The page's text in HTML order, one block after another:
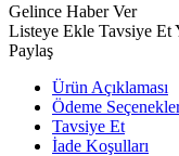
Gelince Haber Ver
Listeye Ekle Tavsiye Et
Paylaş
Ürün Açıklaması
Ödeme
Tavsiye Et
İade Koşulları